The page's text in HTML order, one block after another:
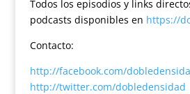
Todos los episodios y links
podcasts disponibles en https://
Contacto:
http://facebook.com/
http://twitter.com/dobledensidad